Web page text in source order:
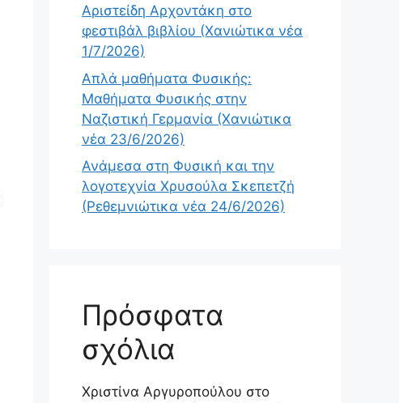
Αριστείδη Αρχοντάκη στο
φεστιβάλ βιβλίου (Χανιώτικα νέα
1/7/2026)
Απλά μαθήματα Φυσικής:
Μαθήματα Φυσικής στην
Ναζιστική Γερμανία (Χανιώτικα
νέα 23/6/2026)
Ανάμεσα στη Φυσική και την
λογοτεχνία Χρυσούλα Σκεπετζή
(Ρεθεμνιώτικα νέα 24/6/2026)
Πρόσφατα
σχόλια
Χριστίνα Αργυροπούλου στο